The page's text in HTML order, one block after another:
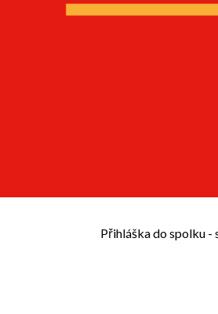
Přihláška do spolku -